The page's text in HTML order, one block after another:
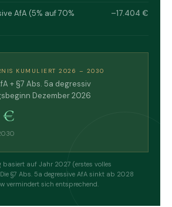
AfA (5% auf 70%
–17.404 €
KUMULIERT 2026 – 2030
+ §7 Abs. 5a degressiv
Dezember 2026
€
basiert auf Jahr 2027 (erstes volles
§7 Abs. 5a degressive AfA sinkt ab 2028
vermindert sich entsprechend.